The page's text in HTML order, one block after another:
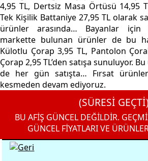
4,95 TL, Dertsiz Masa Örtüsü 14,95
Tek Kişilik Battaniye 27,95 TL olarak
ürünler arasında… Bayanlar için
markette bulunan ürünler de bu
Külotlu Çorap 3,95 TL, Pantolon
Çorap 2,95 TL’den satışa sunuluyor.
de her gün satışta… Fırsat
kesmeden devam ediyoruz.
(SÜRESİ GEÇTİ)
BU AFİŞ GÜNCEL DEĞİLDİR.
GÜNCEL FİYATLARI VE